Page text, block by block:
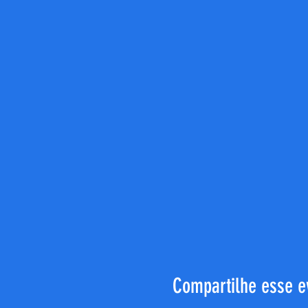
Compartilhe esse